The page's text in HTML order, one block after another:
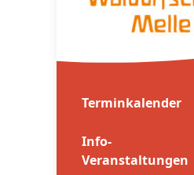
Terminkalender
Info-
Veranstaltungen